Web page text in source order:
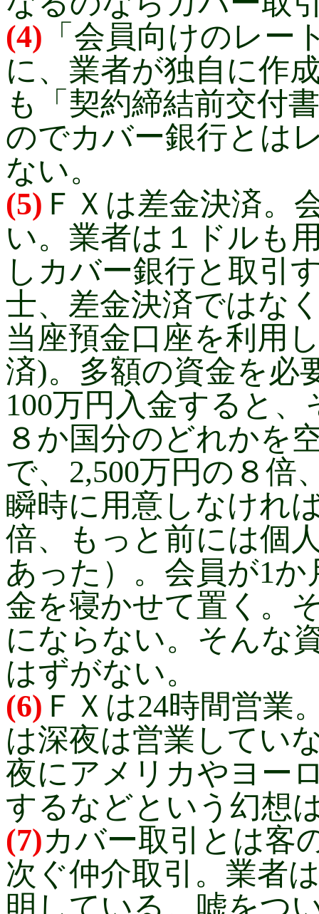
(4) 「会員向けのレ
に、業者が独自に作
も「契約締結前交付
のでカバー銀行とは
ない。
(5) ＦＸは差金決済。
い。業者は１ドルも
しカバー銀行と取引
士、差金決済ではな
当座預金口座を利用
済)。多額の資金を必
100万円入金すると
８か国分のどれかを
で、2,500万円の８倍
瞬時に用意しなけれ
倍、もっと前には個
あった）。会員が1
金を寝かせて置く。
にならない。そんな
はずがない。
(6) ＦＸは24時間営業
は深夜は営業してい
夜にアメリカやヨー
するなどという幻想
(7)カバー取引とは客
次ぐ仲介取引。業者
明している。嘘をつ